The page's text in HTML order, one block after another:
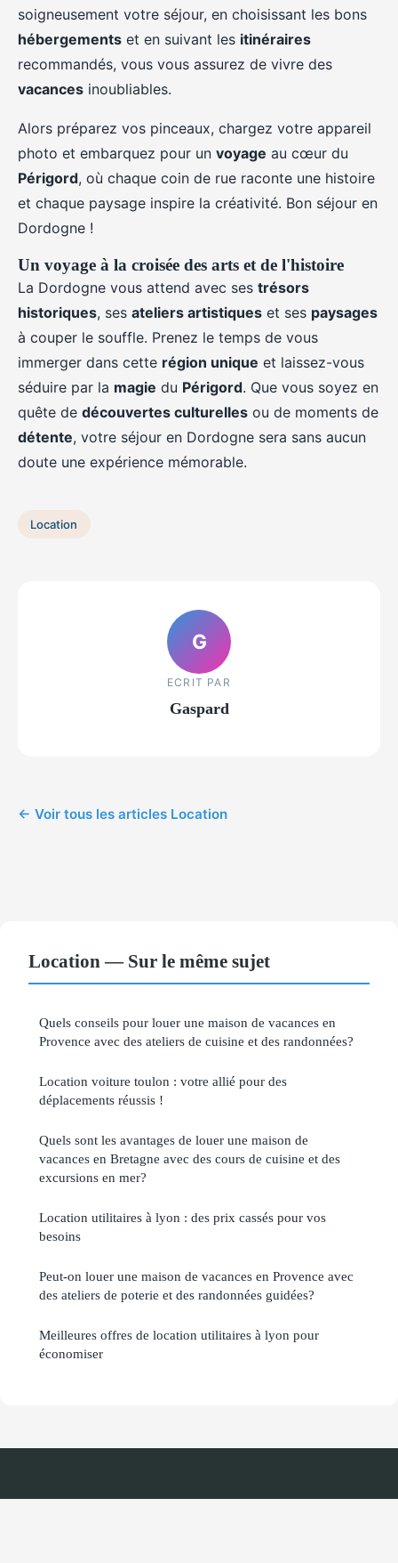
soigneusement votre séjour, en choisissant les bons
hébergements et en suivant les itinéraires
recommandés, vous vous assurez de vivre des
vacances inoubliables.
Alors préparez vos pinceaux, chargez votre appareil
photo et embarquez pour un voyage au cœur du
Périgord, où chaque coin de rue raconte une histoire
et chaque paysage inspire la créativité. Bon séjour en
Dordogne !
Un voyage à la croisée des arts et de l'histoire
La Dordogne vous attend avec ses trésors
historiques, ses ateliers artistiques et ses paysages
à couper le souffle. Prenez le temps de vous
immerger dans cette région unique et laissez-vous
séduire par la magie du Périgord. Que vous soyez en
quête de découvertes culturelles ou de moments de
détente, votre séjour en Dordogne sera sans aucun
doute une expérience mémorable.
Location
G
ECRIT PAR
Gaspard
← Voir tous les articles Location
Location — Sur le même sujet
Quels conseils pour louer une maison de vacances en
Provence avec des ateliers de cuisine et des randonnées?
Location voiture toulon : votre allié pour des
déplacements réussis !
Quels sont les avantages de louer une maison de
vacances en Bretagne avec des cours de cuisine et des
excursions en mer?
Location utilitaires à lyon : des prix cassés pour vos
besoins
Peut-on louer une maison de vacances en Provence avec
des ateliers de poterie et des randonnées guidées?
Meilleures offres de location utilitaires à lyon pour
économiser